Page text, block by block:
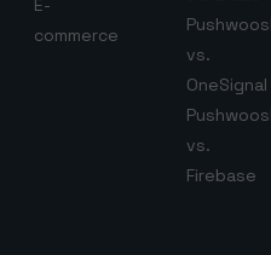
E-
commerce
vs.
OneSignal
vs.
Firebase